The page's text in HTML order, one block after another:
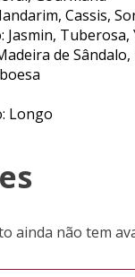
Cassis,
Jasmin, Tuberosa,
de
Longo
ainda não tem